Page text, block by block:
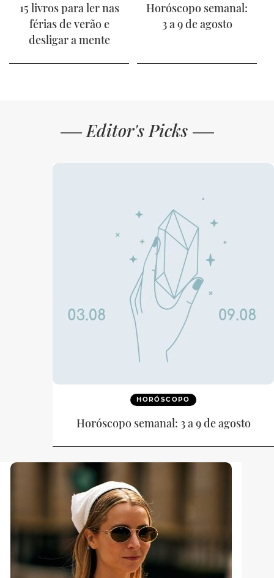
15 livros para ler nas
férias de verão e
desligar a mente
Horóscopo semanal:
3 a 9 de agosto
Editor's Picks
HORÓSCOPO
Horóscopo semanal: 3 a 9 de agosto